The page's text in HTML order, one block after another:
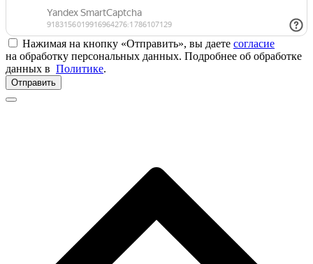
Нажимая на кнопку «Отправить», вы даете согласие
на обработку персональных данных. Подробнее об обработке
данных в Политике.
Отправить